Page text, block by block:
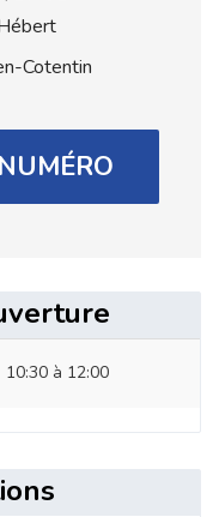
Cotentin
10:30 à 12:00